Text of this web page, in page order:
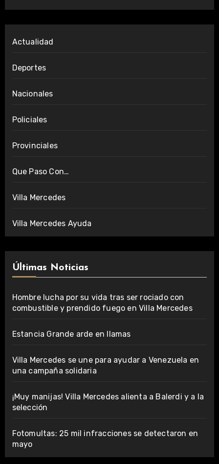
Actualidad
Deportes
Nacionales
Policiales
Provinciales
Que Paso Con…
Villa Mercedes
Villa Mercedes Ayuda
Últimas Noticias
Hombre lucha por su vida tras ser rociado con
combustible y prendido fuego en Villa Mercedes
Estancia Grande arde en llamas
Villa Mercedes se une para ayudar a Venezuela en
una campaña solidaria
¡Muy manijas! Villa Mercedes alienta a Balerdi y a la
selección
Fotomultas: 25 mil infracciones se detectaron en
mayo